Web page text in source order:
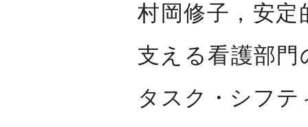
村岡修子，安定
支える看護部門
タスク・シフ